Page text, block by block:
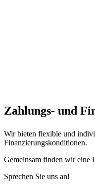
Zahlungs- und
Wir bieten flexible und
Finanzierungskonditionen.
Gemeinsam finden wir eine
Sprechen Sie uns an!